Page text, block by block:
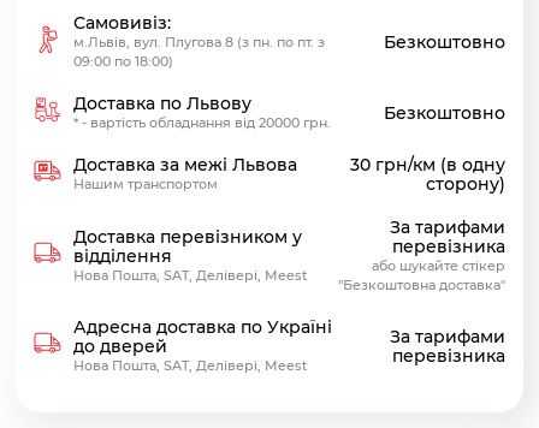
Самовивіз:
м.Львів, вул. Плугова 8 (з пн. по пт. з
09:00 по 18:00)
Безкоштовно
Доставка по Львову
* - вартість обладнання від 20000 грн. Безкоштовно
Доставка за межі Львова
Нашим транспортом
30 грн/км (в одну
сторону)
Доставка перевізником у
відділення
Нова Пошта, SAT, Делівері, Meest
За тарифами
перевізника
або шукайте стікер
"Безкоштовна доставка"
Адресна доставка по Україні
до дверей
Нова Пошта, SAT, Делівері, Meest
За тарифами
перевізника